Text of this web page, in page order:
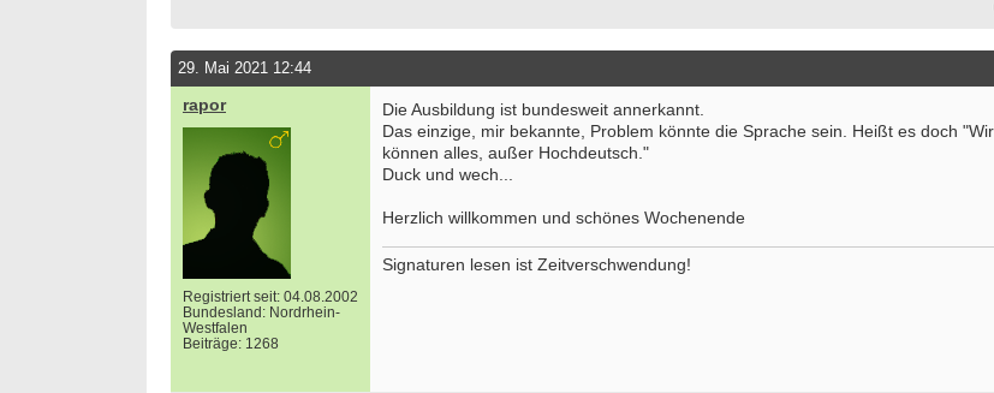
29. Mai 2021 12:44
rapor
Registriert seit: 04.08.2002
Bundesland: Nordrhein-
Westfalen
Beiträge: 1268
Die Ausbildung ist bundesweit annerkannt.
Das einzige, mir bekannte, Problem könnte die Sprache sein. Heißt es doch "Wir
können alles, außer Hochdeutsch."
Duck und wech...
Herzlich willkommen und schönes Wochenende
Signaturen lesen ist Zeitverschwendung!
Bewerbung um einen Praktikumsplatz für
September 2026
Berlin/ Mitte